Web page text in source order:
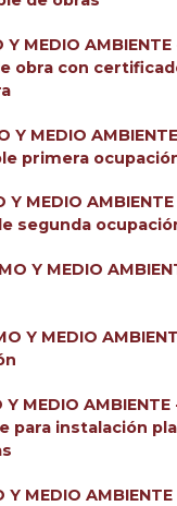
Y MEDIO
obra con
Y MEDIO
primera
Y MEDIO
segunda
Y MEDIO
Y MEDIO
Y MEDIO
para instalación
Y MEDIO